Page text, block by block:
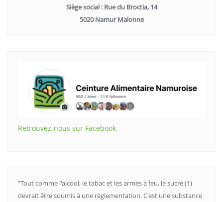
Siège social : Rue du Broctia, 14
5020 Namur Malonne
Retrouvez-nous sur Facebook
"Tout comme l'alcool, le tabac et les armes à feu, le sucre (1)
devrait être soumis à une réglementation. C'est une substance